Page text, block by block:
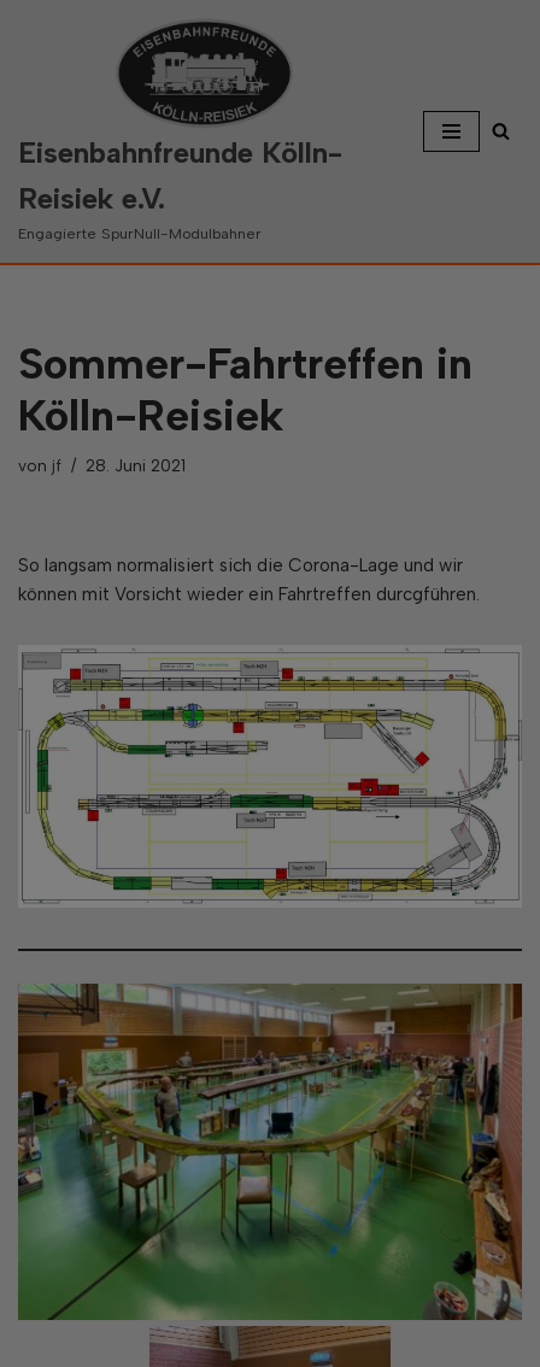
Eisenbahnfreunde Kölln-
Reisiek e.V.
Engagierte SpurNull-Modulbahner
Sommer-Fahrtreffen in
Kölln-Reisiek
von jf 28. Juni 2021
So langsam normalisiert sich die Corona-Lage und wir
können mit Vorsicht wieder ein Fahrtreffen durcgführen.